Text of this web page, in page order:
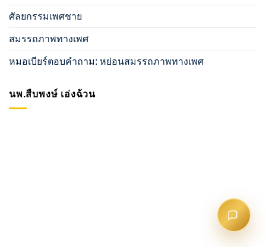
ศัลยกรรมเพศชาย
สมรรถภาพทางเพศ
หมอเบียร์ตอบคำถาม: หย่อนสมรรถภาพทางเพศ
นพ.สืบพงษ์ เอ่งฉ้วน